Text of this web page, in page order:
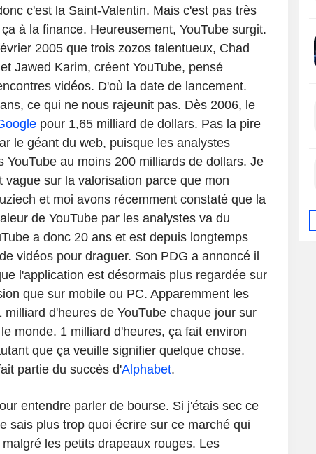
c'est la Saint-Valentin. Mais c'est pas très
à la finance. Heureusement, YouTube surgit.
2005 que trois zozos talentueux, Chad
Jawed Karim, créent YouTube, pensé
vidéos. D'où la date de lancement.
ce qui ne nous rajeunit pas. Dès 2006, le
pour 1,65 milliard de dollars. Pas la pire
le géant du web, puisque les analystes
YouTube au moins 200 milliards de dollars. Je
vague sur la valorisation parce que mon
et moi avons récemment constaté que la
de YouTube par les analystes va du
a donc 20 ans et est depuis longtemps
vidéos pour draguer. Son PDG a annoncé il
l'application est désormais plus regardée sur
que sur mobile ou PC. Apparemment les
d'heures de YouTube chaque jour sur
monde. 1 milliard d'heures, ça fait environ
que ça veuille signifier quelque chose.
partie du succès d'Alphabet.
entendre parler de bourse. Si j'étais sec ce
sais plus trop quoi écrire sur ce marché qui
les petits drapeaux rouges. Les